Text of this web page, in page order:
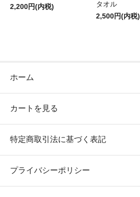
2,200円(内税)
タオル
2,500円(内税)
ホーム
カートを見る
特定商取引法に基づく表記
プライバシーポリシー